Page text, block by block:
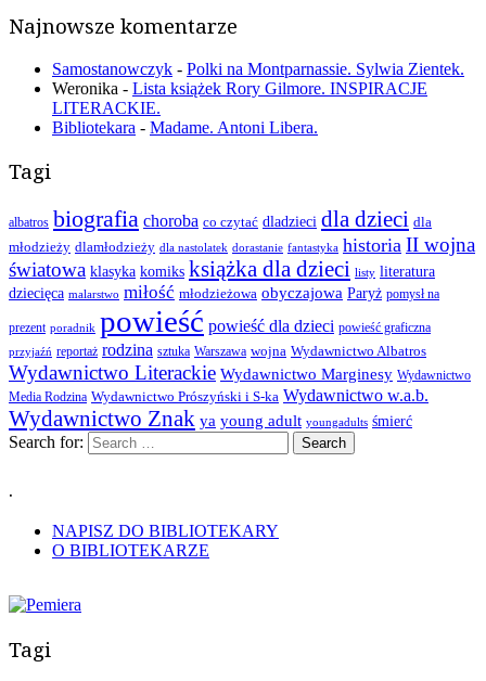
Najnowsze komentarze
Samostanowczyk - Polki na Montparnassie. Sylwia Zientek.
Weronika - Lista książek Rory Gilmore. INSPIRACJE
LITERACKIE.
Bibliotekara - Madame. Antoni Libera.
Tagi
albatros biografia choroba co czytać dladzieci dla dzieci dla
młodzieży dlamłodzieży dla nastolatek dorastanie fantastyka historia II wojna
światowa klasyka komiks książka dla dzieci listy literatura
dziecięca malarstwo miłość młodzieżowa obyczajowa Paryż pomysł na
prezent poradnik powieść powieść dla dzieci powieść graficzna
przyjaźń reportaż rodzina sztuka Warszawa wojna Wydawnictwo Albatros
Wydawnictwo Literackie Wydawnictwo Marginesy Wydawnictwo
Media Rodzina Wydawnictwo Prószyński i S-ka Wydawnictwo w.a.b.
Wydawnictwo Znak ya young adult youngadults śmierć
Search for:
.
NAPISZ DO BIBLIOTEKARY
O BIBLIOTEKARZE
Tagi